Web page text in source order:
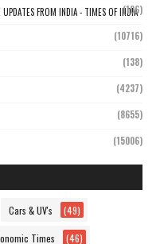
FROM INDIA - TIMES OF INDIA
(106)
(10716)
(138)
(4237)
(8655)
(15006)
Cars & UV's (49)
Times (46)